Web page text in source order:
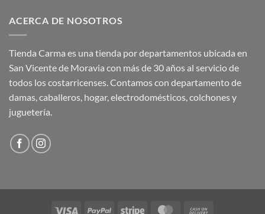
ACERCA DE NOSOTROS
Tienda Carma es una tienda por departamentos ubicada en
San Vicente de Moravia con más de 30 años al servicio de
todos los costarricenses. Contamos con departamento de
damas, caballeros, hogar, electrodomésticos, colchones y
juguetería.
Visa PayPal Stripe MasterCard